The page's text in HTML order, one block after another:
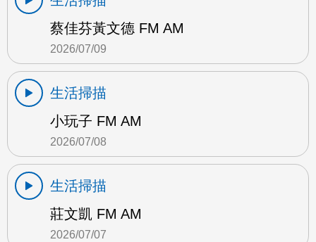
蔡佳芬黃文德 FM AM
2026/07/09
生活掃描
小玩子 FM AM
2026/07/08
生活掃描
莊文凱 FM AM
2026/07/07